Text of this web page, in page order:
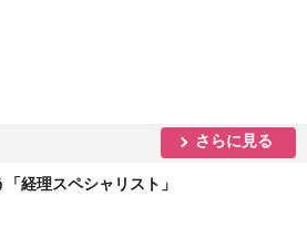
さらに見る
経理スペシャリスト」